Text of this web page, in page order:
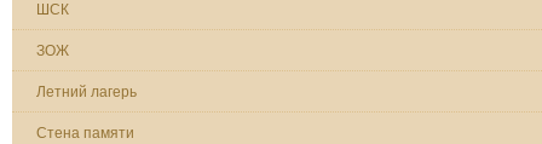
ШСК
ЗОЖ
Летний лагерь
Стена памяти